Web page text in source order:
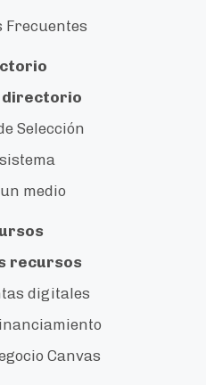
Frecuentes
directorio
Selección
medio
recursos
digitales
Canvas